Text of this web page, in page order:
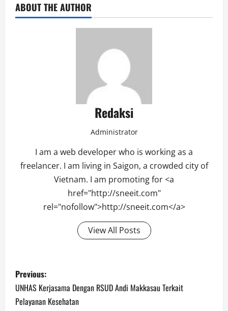
ABOUT THE AUTHOR
Redaksi
Administrator
I am a web developer who is working as a
freelancer. I am living in Saigon, a crowded city of
Vietnam. I am promoting for <a
href="http://sneeit.com"
rel="nofollow">http://sneeit.com</a>
View All Posts
Post
navigation
Previous:
UNHAS Kerjasama Dengan RSUD Andi Makkasau Terkait
Pelayanan Kesehatan